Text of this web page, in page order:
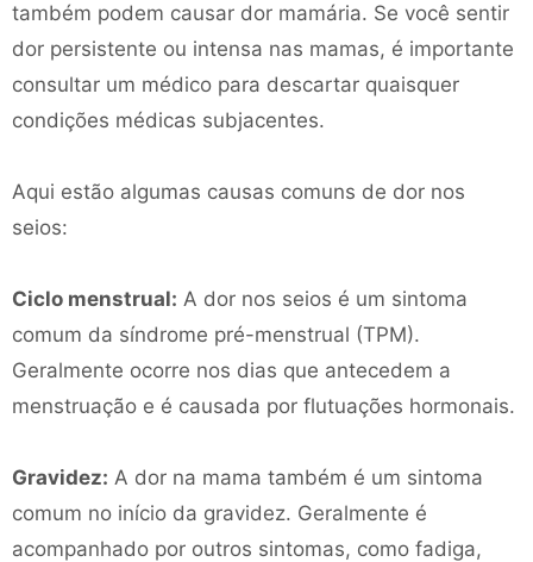
também podem causar dor mamária. Se você sentir
dor persistente ou intensa nas mamas, é importante
consultar um médico para descartar quaisquer
condições médicas subjacentes.
Aqui estão algumas causas comuns de dor nos
seios:
Ciclo menstrual: A dor nos seios é um sintoma
comum da síndrome pré-menstrual (TPM).
Geralmente ocorre nos dias que antecedem a
menstruação e é causada por flutuações hormonais.
Gravidez: A dor na mama também é um sintoma
comum no início da gravidez. Geralmente é
acompanhado por outros sintomas, como fadiga,